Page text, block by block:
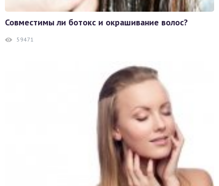
Совместимы ли ботокс и окрашивание волос?
59471